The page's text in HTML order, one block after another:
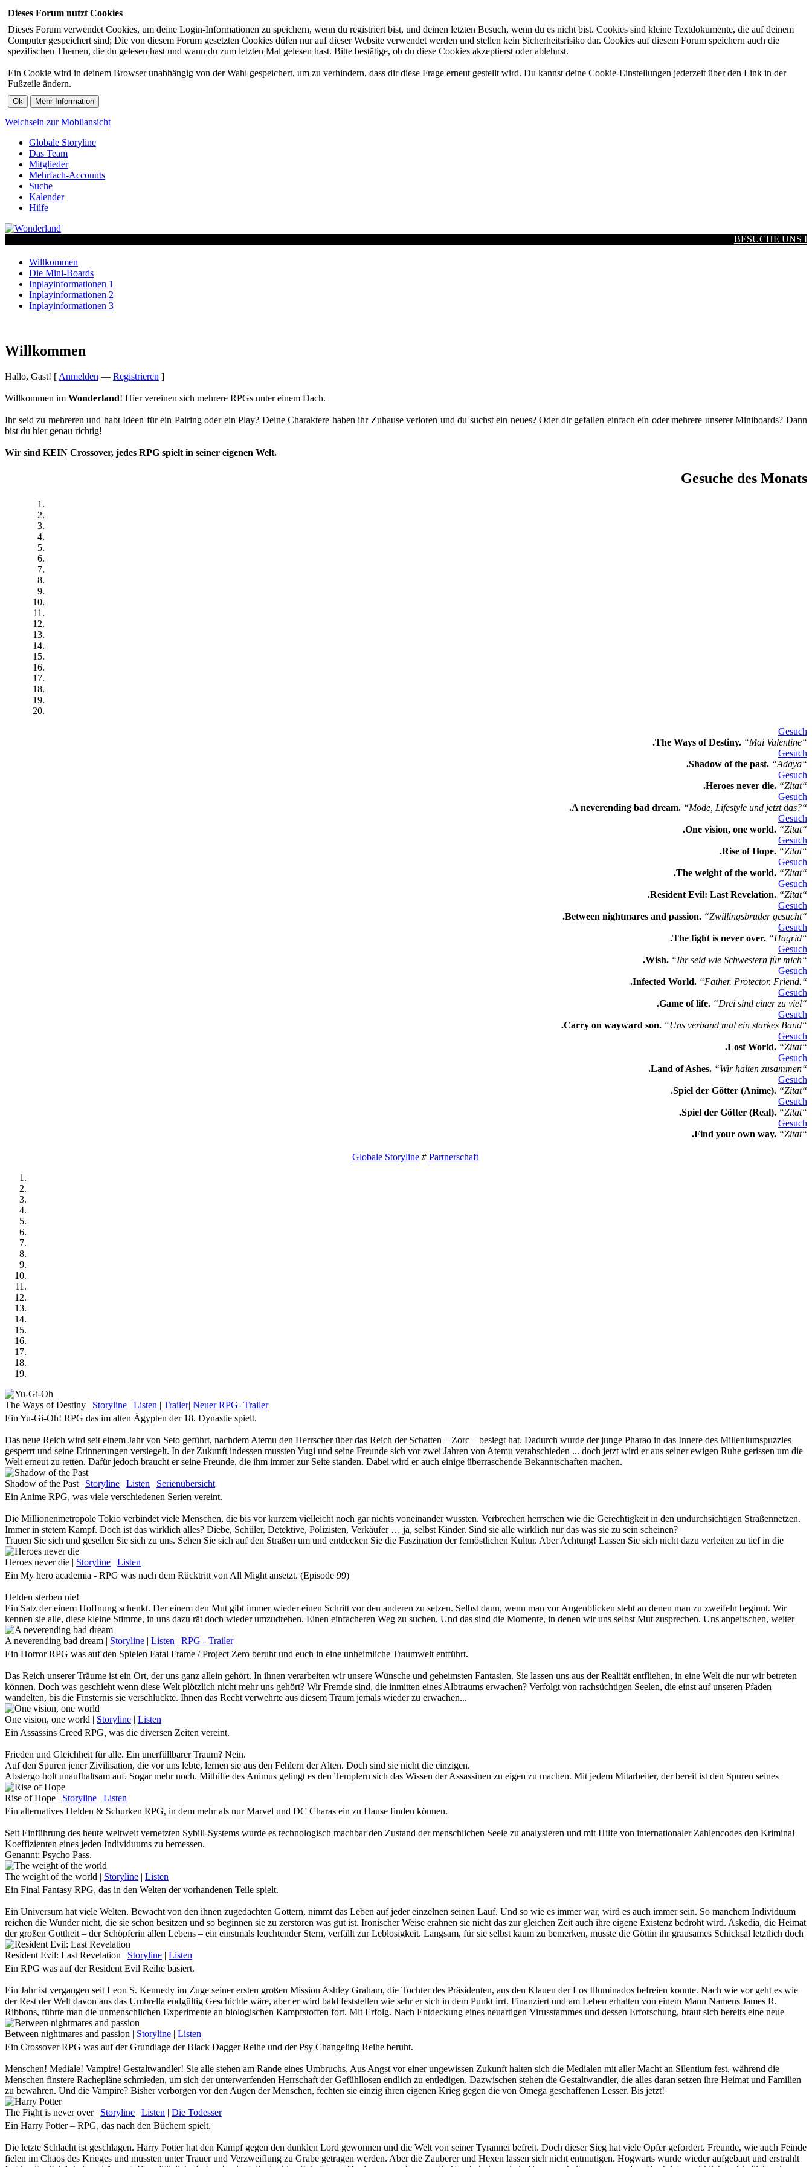
Dieses Forum nutzt Cookies
Dieses Forum verwendet Cookies, um deine Login-Informationen zu speichern, wenn du registriert bist, und deinen letzten Besuch, wenn du es nicht bist. Cookies sind kleine Textdokumente, die auf deinem
Computer gespeichert sind; Die von diesem Forum gesetzten Cookies düfen nur auf dieser Website verwendet werden und stellen kein Sicherheitsrisiko dar. Cookies auf diesem Forum speichern auch die
spezifischen Themen, die du gelesen hast und wann du zum letzten Mal gelesen hast. Bitte bestätige, ob du diese Cookies akzeptierst oder ablehnst.
Ein Cookie wird in deinem Browser unabhängig von der Wahl gespeichert, um zu verhindern, dass dir diese Frage erneut gestellt wird. Du kannst deine Cookie-Einstellungen jederzeit über den Link in der
Fußzeile ändern.
Welchseln zur Mobilansicht
Globale Storyline
Das Team
Mitglieder
Mehrfach-Accounts
Suche
Kalender
Hilfe
BESUCHE UNS
Willkommen
Die Mini-Boards
Inplayinformationen 1
Inplayinformationen 2
Inplayinformationen 3
Willkommen
Hallo, Gast! [ Anmelden — Registrieren ]
Willkommen im Wonderland! Hier vereinen sich mehrere RPGs unter einem Dach.
Ihr seid zu mehreren und habt Ideen für ein Pairing oder ein Play? Deine Charaktere haben ihr Zuhause verloren und du suchst ein neues? Oder dir gefallen einfach ein oder mehrere unserer Miniboards? Dann
bist du hier genau richtig!
Wir sind KEIN Crossover, jedes RPG spielt in seiner eigenen Welt.
Gesuche des Monats
Gesuch
.The Ways of Destiny. “Mai Valentine“
Gesuch
.Shadow of the past. “Adaya“
Gesuch
.Heroes never die. “Zitat“
Gesuch
.A neverending bad dream. “Mode, Lifestyle und jetzt das?“
Gesuch
.One vision, one world. “Zitat“
Gesuch
.Rise of Hope. “Zitat“
Gesuch
.The weight of the world. “Zitat“
Gesuch
.Resident Evil: Last Revelation. “Zitat“
Gesuch
.Between nightmares and passion. “Zwillingsbruder gesucht“
Gesuch
.The fight is never over. “Hagrid“
Gesuch
.Wish. “Ihr seid wie Schwestern für mich“
Gesuch
.Infected World. “Father. Protector. Friend.“
Gesuch
.Game of life. “Drei sind einer zu viel“
Gesuch
.Carry on wayward son. “Uns verband mal ein starkes Band“
Gesuch
.Lost World. “Zitat“
Gesuch
.Land of Ashes. “Wir halten zusammen“
Gesuch
.Spiel der Götter (Anime). “Zitat“
Gesuch
.Spiel der Götter (Real). “Zitat“
Gesuch
.Find your own way. “Zitat“
Globale Storyline# Partnerschaft
The Ways of Destiny | Storyline | Listen | Trailer| Neuer RPG- Trailer
Ein Yu-Gi-Oh! RPG das im alten Ägypten der 18. Dynastie spielt.
Das neue Reich wird seit einem Jahr von Seto geführt, nachdem Atemu den Herrscher über das Reich der Schatten – Zorc – besiegt hat. Dadurch wurde der junge Pharao in das Innere des Milleniumspuzzles
gesperrt und seine Erinnerungen versiegelt. In der Zukunft indessen mussten Yugi und seine Freunde sich vor zwei Jahren von Atemu verabschieden ... doch jetzt wird er aus seiner ewigen Ruhe gerissen um die
Welt erneut zu retten. Dafür jedoch braucht er seine Freunde, die ihm immer zur Seite standen. Dabei wird er auch einige überraschende Bekanntschaften machen.
Kommst du nach Ägypten und stellst dich auf seine Seite, oder willst du dich lieber seinen Feinden anschließen um den Thron zu erobern?
Shadow of the Past | Storyline | Listen | Serienübersicht
Ein Anime RPG, was viele verschiedenen Serien vereint.
Die Millionenmetropole Tokio verbindet viele Menschen, die bis vor kurzem vielleicht noch gar nichts voneinander wussten. Verbrechen herrschen wie die Gerechtigkeit in den undurchsichtigen Straßennetzen.
Immer in stetem Kampf. Doch ist das wirklich alles? Diebe, Schüler, Detektive, Polizisten, Verkäufer … ja, selbst Kinder. Sind sie alle wirklich nur das was sie zu sein scheinen?
Trauen Sie sich und gesellen Sie sich zu uns. Sehen Sie sich auf den Straßen um und entdecken Sie die Faszination der fernöstlichen Kultur. Aber Achtung! Lassen Sie sich nicht dazu verleiten zu tief in die
dunklen Seiten dieser Stadt zu schauen … Denn wenn Sie lange genug in den Abgrund sehen, blickt er irgendwann zu Ihnen zurück.
Tauche mit uns im Anime-Crossover - RPG in die riesige Stadt ein und hilf uns, ihre Geheimnisse zu ergründen.
Heroes never die | Storyline | Listen
Ein My hero academia - RPG was nach dem Rücktritt von All Might ansetzt. (Episode 99)
Helden sterben nie!
Ein Satz der einem Hoffnung schenkt. Der einem den Mut gibt immer wieder einen Schritt vor den anderen zu setzen. Selbst dann, wenn man vor Augenblicken steht an denen man zu zweifeln beginnt. Wir
kennen sie alle, diese kleine Stimme, in uns dazu rät doch wieder umzudrehen. Einen einfacheren Weg zu suchen. Und das sind die Momente, in denen wir uns selbst Mut zusprechen. Uns anpeitschen, weiter
nach vorn zu gehen. Diesem einen Idol nachzueifern, das jeden Tag beweist, in allen Menschen steckt ein Held, wenn wir mutig genug sind über unsere eigenen Grenzen hinaus zu wachsen:
All Might.
Doch was, wenn eben dieser Held fällt?
Schurken, die sich einst unter dem mächtigen Schatten All Mights duckten, kriechen zu Scharen aus ihren Löchern. Vielerorts kommt es zu Zwischenfällen, die zusehends zu Verunsicherung und Furcht führen.
Der Ruf nach einem Nachfolger, der dem sich ausbreitenden Chaos Herr werden kann, wird stetig lauter.
Die Fußstapfen, die der ewig lächelnde Held hinterlässt sind gewaltig. Und so schwer es auch ist, es bleibt lediglich abzuwarten was die Zukunft bringen wird. Eins steht aber wohl fest. Die Schurkenliga ist
noch lange nicht am Ende ihrer finsteren Pläne angelangt und es dürfte nur eine Frage der Zeit sein, bis sie zum erneuten Schlag gegen die friedliche Gesellschaft ausholt.
A neverending bad dream | Storyline | Listen | RPG - Trailer
Ein Horror RPG was auf den Spielen Fatal Frame / Project Zero beruht und euch in eine unheimliche Traumwelt entführt.
Das Reich unserer Träume ist ein Ort, der uns ganz allein gehört. In ihnen verarbeiten wir unsere Wünsche und geheimsten Fantasien. Sie lassen uns aus der Realität entfliehen, in eine Welt die nur wir betreten
können. Doch was geschieht wenn diese Welt plötzlich nicht mehr uns gehört? Wir Fremde sind, die inmitten eines Albtraums erwachen? Verfolgt von rachsüchtigen Seelen, die einst auf unseren Pfaden
wandelten, bis die Finsternis sie verschluckte. Ihnen das Recht verwehrte aus diesem Traum jemals wieder zu erwachen...
Traust du dich, in unserem Horror - RPG einzuschlafen?
One vision, one world | Storyline | Listen
Ein Assassins Creed RPG, was die diversen Zeiten vereint.
Frieden und Gleichheit für alle. Ein unerfüllbarer Traum? Nein.
Auf den Spuren jener Zivilisation, die vor uns lebte, lernen sie aus den Fehlern der Alten. Doch sind sie nicht die einzigen.
Abstergo holt unaufhaltsam auf. Sogar mehr noch. Mithilfe des Animus gelingt es den Templern sich das Wissen der Assassinen zu eigen zu machen. Mit jedem Mitarbeiter, der bereit ist den Spuren seines
Vorfahren zu folgen, kommen sie den Aufenthaltsorten jener Edensplitter näher, die die Alten zurück ließen und die die Assassinen unter allen Umständen versuchten zu verbergen.
Doch was würde geschehen, geriete der Animus außer Kontrolle?
Rise of Hope | Storyline | Listen
Ein alternatives Helden & Schurken RPG, in dem mehr als nur Marvel und DC Charas ein zu Hause finden können.
Seit Einführung des heute weltweit vernetzten Sybill-Systems wurde es technologisch machbar den Zustand der menschlichen Seele zu analysieren und mit Hilfe von internationaler Zahlencodes den Kriminal
Koeffizienten eines jeden Individuums zu bemessen.
Genannt: Psycho Pass.
Übersteigt der Psycho Pass einer Person den anerkannten Normalwert, wird er als latenter Verbrecher inhaftiert und in einem Rehabilitationszentrum behandelt. Bessert sich sein Zustand nicht, verbringt er den
Rest seines Lebens als Risikofaktor der restlichen Gesellschaft in Gefangenschaft. Oder er bekommt die Chance als sogenannter Vollstrecker unter der Aufsicht der Inspektoren des Amtes für öffentliche
Sicherheit zu arbeiten und seinesgleichen zu jagen.
Die Lage scheint vollkommen aussichtslos ...
... Als eines Tages den Träumen eines einzelnen Kindes plötzlich Flügel wachsen.
In einer Welt voller Leid und Verzweiflung, wirkt der unschuldige, unbeugsame Glaube an das Gute wie ein reinigendes Licht. Ein Leuchtfeuer das es vermag Türen aufzustoßen und waschechte Helden aus
leblosen Zeichnungen zu reißen, an die schon lange nicht mehr geglaubt wird.
Doch sind diese Helden, noch frei von den Einflüssen des Sybill-Systems, tatsächlich in der Lage diese Welt zu retten und den Abwärtstrudel umzukehren?
Finde es gemeinsam mit uns heraus!
The weight of the world | Storyline | Listen
Ein Final Fantasy RPG, das in den Welten der vorhandenen Teile spielt.
Ein Universum hat viele Welten. Bewacht von den ihnen zugedachten Göttern, nimmt das Leben auf jeder einzelnen seinen Lauf. Und so wie es immer war, wird es auch immer sein. So manchem Individuum
reichen die Wunder nicht, die sie schon besitzen und so beginnen sie zu zerstören was gut ist. Ironischer Weise erahnen sie nicht das zur gleichen Zeit auch ihre eigene Existenz bedroht wird. Askedia, die Heimat
der großen Gottheit – der Schöpferin allen Lebens – ein einstmals leuchtender Stern, verfällt zur Leblosigkeit. Langsam, für sie selbst kaum zu bemerken, musste die Göttin ihr grausames Schicksal letztlich doch
erkennen und so entstand ein letzter Wunsch. Ein letzter Versuch, diese Galaxie zu erretten. Doch dafür braucht sie Hilfe. Beistand von den großen und kleinen Helden aus all jenen Welten, denen sie Leben
schenkte. Denn wo Schatten herrscht, wächst Licht aus den Wurzeln der Verzweiflung.
Licht oder Finsternis.
Rettung oder Verdammnis.
Wähle.
Resident Evil: Last Revelation | Storyline | Listen
Ein RPG was auf der Resident Evil Reihe basiert.
Ein Jahr ist vergangen seit Leon S. Kennedy im Zuge seiner ersten großen Mission Ashley Graham, die Tochter des Präsidenten, aus den Klauen der Los Illuminados befreien konnte. Nach wie vor geht es wie
der Rest der Welt davon aus das Umbrella endgültig Geschichte wäre, aber er wird bald feststellen wie sehr er sich in dem Punkt irrt. Finanziert und am Leben erhalten von einem Mann Namens James R.
Ribbons, führte man die unmenschlichen Experimente an biologischen Kampfstoffen fort. Mit Erfolg. Nach Entdeckung eines neuartigen Virusstammes und dessen Erforschung, braut sich bereits eine neue
Katastrophe zusammen, die Leon wieder auf den Plan ruft. Doch schon nach zwei Tagen bricht der Kontakt zu ihm Nahe Denver ab und der Agent verschwindet spurlos, während sich die – erst vor sechs
Monaten gegründete – BSAA zum Einsatz rüstet.
Die Geheimnisse um Raccoon City sind noch lange nicht gelüftet, denn das Ende dieser Stadt in den Arklay Mountains war lediglich der Beginn etwas sehr viel schlimmerem.
Between nightmares and passion | Storyline | Listen
Ein Crossover RPG was auf der Grundlage der Black Dagger Reihe und der Psy Changeling Reihe beruht.
Menschen! Mediale! Vampire! Gestaltwandler! Sie alle stehen am Rande eines Umbruchs. Aus Angst vor einer ungewissen Zukunft halten sich die Medialen mit aller Macht an Silentium fest, während die
Menschen finstere Rachepläne schmieden, um sich der unterwerfenden Herrschaft der Gefühllosen endlich zu entledigen. Dazwischen stehen die Gestaltwandler, die alles daran setzen ihre Heimat und Familien
zu bewahren. Und die Vampire? Bisher verborgen vor den Augen der Menschen, fechten sie einzig ihren eigenen Krieg gegen die von Omega geschaffenen Lesser. Bis jetzt!
Wagst du dich also in eine fremde Welt voller Geheimnisse, Intrigen und ungezügelter Leidenschaft?
The Fight is never over| Storyline | Listen | Die Todesser
Ein Harry Potter – RPG, das nach den Büchern spielt.
Die letzte Schlacht ist geschlagen. Harry Potter hat den Kampf gegen den dunklen Lord gewonnen und die Welt von seiner Tyrannei befreit. Doch dieser Sieg hat viele Opfer gefordert. Freunde, wie auch Feinde
fielen im Chaos des Krieges und mussten unter Trauer und Verzweiflung zu Grabe getragen werden. Aber die Zauberer und Hexen lassen sich nicht entmutigen. Hogwarts wurde wieder aufgebaut und erstrahlt